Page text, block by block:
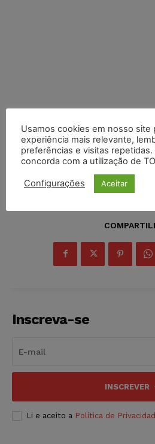
Inscreva-se
INSCREVER
Li e aceito a Política de
Usamos cookies em nosso site
experiência mais relevante,
preferências e visitas repetidas.
concorda com a utilização de
Configurações Aceitar